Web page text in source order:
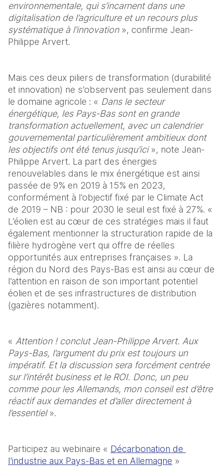
environnementale, qui s’incarnent dans une
digitalisation de l’agriculture et un recours plus
systématique à l’innovation », confirme Jean-
Philippe Arvert.
Mais ces deux piliers de transformation (durabilité
et innovation) ne s’observent pas seulement dans
le domaine agricole : « Dans le secteur
énergétique, les Pays-Bas sont en grande
transformation actuellement, avec un calendrier
gouvernemental particulièrement ambitieux dont
les objectifs ont été tenus jusqu’ici », note Jean-
Philippe Arvert. La part des énergies
renouvelables dans le mix énergétique est ainsi
passée de 9% en 2019 à 15% en 2023,
conformément à l’objectif fixé par le Climate Act
de 2019 – NB : pour 2030 le seuil est fixé à 27%. «
L’éolien est au cœur de ces stratégies mais il faut
également mentionner la structuration rapide de la
filière hydrogène vert qui offre de réelles
opportunités aux entreprises françaises ». La
région du Nord des Pays-Bas est ainsi au cœur de
l’attention en raison de son important potentiel
éolien et de ses infrastructures de distribution
(gazières notamment).
« Attention ! conclut Jean-Philippe Arvert. Aux
Pays-Bas, l’argument du prix est toujours un
impératif. Et la discussion sera forcément centrée
sur l’intérêt business et le ROI. Donc, un peu
comme pour les Allemands, mon conseil est d’être
réactif aux demandes et d’aller directement à
l’essentiel ».
Participez au webinaire « Décarbonation de
l'industrie aux Pays-Bas et en Allemagne »